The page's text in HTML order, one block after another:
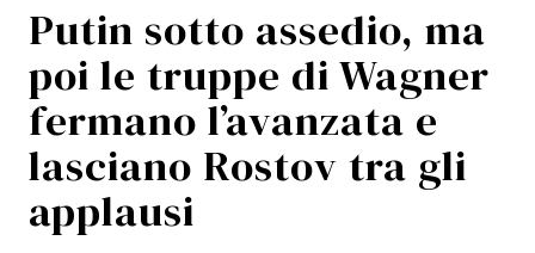
Putin sotto assedio, ma
poi le truppe di Wagner
fermano l’avanzata e
lasciano Rostov tra gli
applausi